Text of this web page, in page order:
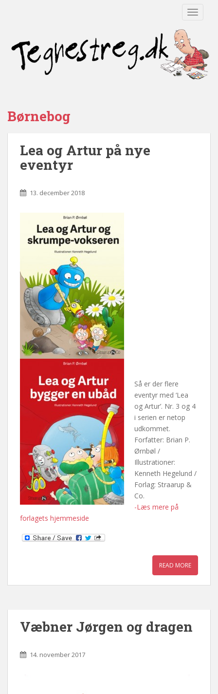
Børnebog
Lea og Artur på nye
eventyr
13. december 2018
Så er der flere
eventyr med ‘Lea
og Artur’. Nr. 3 og 4
i serien er netop
udkommet.
Forfatter: Brian P.
Ørnbøl /
Illustrationer:
Kenneth Hegelund /
Forlag: Straarup &
Co.
-Læs mere på
forlagets hjemmeside
READ MORE
Væbner Jørgen og dragen
14. november 2017